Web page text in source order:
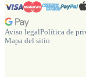
Aviso legalPolítica de
Mapa del sitio